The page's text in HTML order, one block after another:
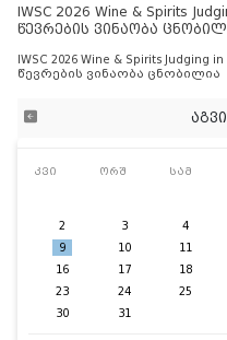
IWSC 2026 Wine & Spirits
წევრების ვინაობა
IWSC 2026 Wine & Spirits
წევრების ვინაობა ცნობილია
კვი ორშ სამ
2
3 4
9
10 11
16
17 18
23
24 25
30
31